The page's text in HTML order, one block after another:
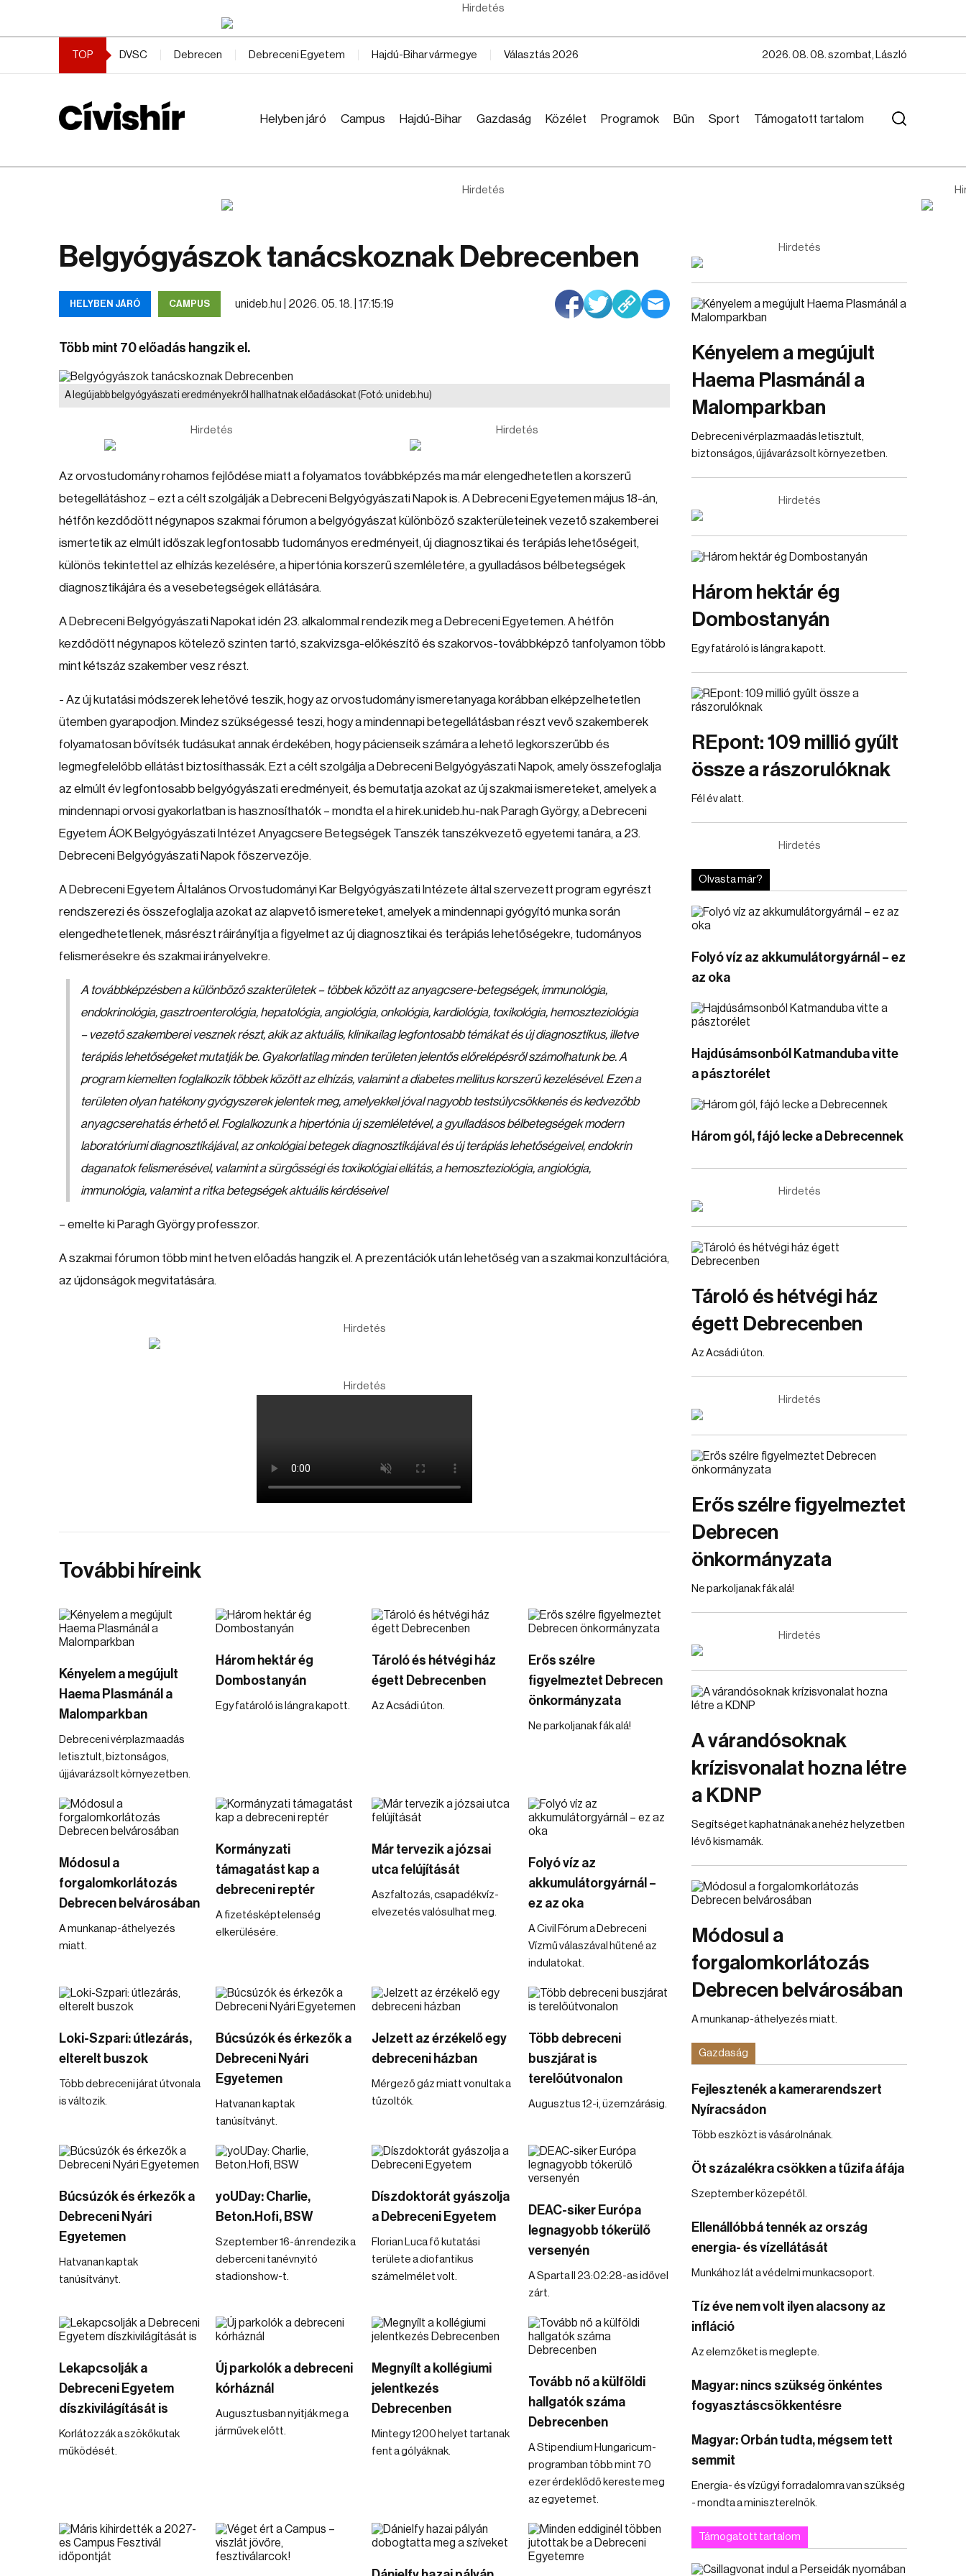
Hirdetés
TOP DVSC Debrecen Debreceni Egyetem Hajdú-Bihar vármegye Választás 2026 2026. 08. 08. szombat, László
Helyben járó Campus Hajdú-Bihar Gazdaság Közélet Programok Bűn Sport Támogatott tartalom
Hirdetés
Belgyógyászok tanácskoznak Debrecenben
HELYBEN JÁRÓ CAMPUS unideb.hu | 2026. 05. 18. | 17:15:19
Több mint 70 előadás hangzik el.
A legújabb belgyógyászati eredményekről hallhatnak előadásokat (Fotó: unideb.hu)
Hirdetés Hirdetés
Az orvostudomány rohamos fejlődése miatt a folyamatos továbbképzés ma már elengedhetetlen a korszerű
betegellátáshoz – ezt a célt szolgálják a Debreceni Belgyógyászati Napok is. A Debreceni Egyetemen május 18-án,
hétfőn kezdődött négynapos szakmai fórumon a belgyógyászat különböző szakterületeinek vezető szakemberei
ismertetik az elmúlt időszak legfontosabb tudományos eredményeit, új diagnosztikai és terápiás lehetőségeit,
különös tekintettel az elhízás kezelésére, a hipertónia korszerű szemléletére, a gyulladásos bélbetegségek
diagnosztikájára és a vesebetegségek ellátására.
A Debreceni Belgyógyászati Napokat idén 23. alkalommal rendezik meg a Debreceni Egyetemen. A hétfőn
kezdődött négynapos kötelező szinten tartó, szakvizsga-előkészítő és szakorvos-továbbképző tanfolyamon több
mint kétszáz szakember vesz részt.
- Az új kutatási módszerek lehetővé teszik, hogy az orvostudomány ismeretanyaga korábban elképzelhetetlen
ütemben gyarapodjon. Mindez szükségessé teszi, hogy a mindennapi betegellátásban részt vevő szakemberek
folyamatosan bővítsék tudásukat annak érdekében, hogy pácienseik számára a lehető legkorszerűbb és
legmegfelelőbb ellátást biztosíthassák. Ezt a célt szolgálja a Debreceni Belgyógyászati Napok, amely összefoglalja
az elmúlt év legfontosabb belgyógyászati eredményeit, és bemutatja azokat az új szakmai ismereteket, amelyek a
mindennapi orvosi gyakorlatban is hasznosíthatók – mondta el a hirek.unideb.hu-nak Paragh György, a Debreceni
Egyetem ÁOK Belgyógyászati Intézet Anyagcsere Betegségek Tanszék tanszékvezető egyetemi tanára, a 23.
Debreceni Belgyógyászati Napok főszervezője.
A Debreceni Egyetem Általános Orvostudományi Kar Belgyógyászati Intézete által szervezett program egyrészt
rendszerezi és összefoglalja azokat az alapvető ismereteket, amelyek a mindennapi gyógyító munka során
elengedhetetlenek, másrészt ráirányítja a figyelmet az új diagnosztikai és terápiás lehetőségekre, tudományos
felismerésekre és szakmai irányelvekre.
A továbbképzésben a különböző szakterületek – többek között az anyagcsere-betegségek, immunológia,
endokrinológia, gasztroenterológia, hepatológia, angiológia, onkológia, kardiológia, toxikológia, hemoszteziológia
– vezető szakemberei vesznek részt, akik az aktuális, klinikailag legfontosabb témákat és új diagnosztikus, illetve
terápiás lehetőségeket mutatják be. Gyakorlatilag minden területen jelentős előrelépésről számolhatunk be. A
program kiemelten foglalkozik többek között az elhízás, valamint a diabetes mellitus korszerű kezelésével. Ezen a
területen olyan hatékony gyógyszerek jelentek meg, amelyekkel jóval nagyobb testsúlycsökkenés és kedvezőbb
anyagcserehatás érhető el. Foglalkozunk a hipertónia új szemléletével, a gyulladásos bélbetegségek modern
laboratóriumi diagnosztikájával, az onkológiai betegek diagnosztikájával és új terápiás lehetőségeivel, endokrin
daganatok felismerésével, valamint a sürgősségi és toxikológiai ellátás, a hemoszteziológia, angiológia,
immunológia, valamint a ritka betegségek aktuális kérdéseivel
– emelte ki Paragh György professzor.
A szakmai fórumon több mint hetven előadás hangzik el. A prezentációk után lehetőség van a szakmai konzultációra,
az újdonságok megvitatására.
Hirdetés
Hirdetés
További híreink
Kényelem a megújult
Haema Plasmánál a
Malomparkban
Debreceni vérplazmaadás
letisztult, biztonságos,
újjávarázsolt környezetben.
Három hektár ég
Dombostanyán
Egy fatároló is lángra kapott.
Tároló és hétvégi ház
égett Debrecenben
Az Acsádi úton.
Erős szélre
figyelmeztet Debrecen
önkormányzata
Ne parkoljanak fák alá!
Módosul a
forgalomkorlátozás
Debrecen belvárosában
A munkanap-áthelyezés
miatt.
Kormányzati
támagatást kap a
debreceni reptér
A fizetésképtelenség
elkerülésére.
Már tervezik a józsai
utca felújítását
Aszfaltozás, csapadékvíz-
elvezetés valósulhat meg.
Folyó víz az
akkumulátorgyárnál –
ez az oka
A Civil Fórum a Debreceni
Vízmű válaszával hűtené az
indulatokat.
Loki-Szpari: útlezárás,
elterelt buszok
Több debreceni járat útvonala
is változik.
Búcsúzók és érkezők a
Debreceni Nyári
Egyetemen
Hatvanan kaptak
tanúsítványt.
Jelzett az érzékelő egy
debreceni házban
Mérgező gáz miatt vonultak a
tűzoltók.
Több debreceni
buszjárat is
terelőútvonalon
Augusztus 12-i, üzemzárásig.
Búcsúzók és érkezők a
Debreceni Nyári
Egyetemen
Hatvanan kaptak
tanúsítványt.
yoUDay: Charlie,
Beton.Hofi, BSW
Szeptember 16-án rendezik a
deberceni tanévnyitó
stadionshow-t.
Díszdoktorát gyászolja
a Debreceni Egyetem
Florian Luca fő kutatási
területe a diofantikus
számelmélet volt.
DEAC-siker Európa
legnagyobb tókerülő
versenyén
A Sparta II 23:02:28-as idővel
zárt.
Lekapcsolják a
Debreceni Egyetem
díszkivilágítását is
Korlátozzák a szökőkutak
működését.
Új parkolók a debreceni
kórháznál
Augusztusban nyitják meg a
járművek előtt.
Megnyílt a kollégiumi
jelentkezés
Debrecenben
Mintegy 1200 helyet tartanak
fent a gólyáknak.
Tovább nő a külföldi
hallgatók száma
Debrecenben
A Stipendium Hungaricum-
programban több mint 70
ezer érdeklődő kereste meg
az egyetemet.
Hirdetés
Kényelem a megújult
Haema Plasmánál a
Malomparkban
Debreceni vérplazmaadás letisztult,
biztonságos, újjávarázsolt környezetben.
Hirdetés
Három hektár ég
Dombostanyán
Egy fatároló is lángra kapott.
REpont: 109 millió gyűlt
össze a rászorulóknak
Fél év alatt.
Hirdetés
Olvasta már?
Folyó víz az akkumulátorgyárnál – ez
az oka
Hajdúsámsonból Katmanduba vitte
a pásztorélet
Három gól, fájó lecke a Debrecennek
Hirdetés
Tároló és hétvégi ház
égett Debrecenben
Az Acsádi úton.
Hirdetés
Erős szélre figyelmeztet
Debrecen
önkormányzata
Ne parkoljanak fák alá!
Hirdetés
A várandósoknak
krízisvonalat hozna létre
a KDNP
Segítséget kaphatnának a nehéz helyzetben
lévő kismamák.
Módosul a
forgalomkorlátozás
Debrecen belvárosában
A munkanap-áthelyezés miatt.
Gazdaság
Fejlesztenék a kamerarendszert
Nyíracsádon
Több eszközt is vásárolnának.
Öt százalékra csökken a tűzifa áfája
Szeptember közepétől.
Ellenállóbbá tennék az ország
energia- és vízellátását
Munkához lát a védelmi munkacsoport.
Tíz éve nem volt ilyen alacsony az
infláció
Az elemzőket is meglepte.
Magyar: nincs szükség önkéntes
fogyasztáscsökkentésre
Magyar: Orbán tudta, mégsem tett
semmit
Energia- és vízügyi forradalomra van szükség
- mondta a miniszterelnök.
Támogatott tartalom